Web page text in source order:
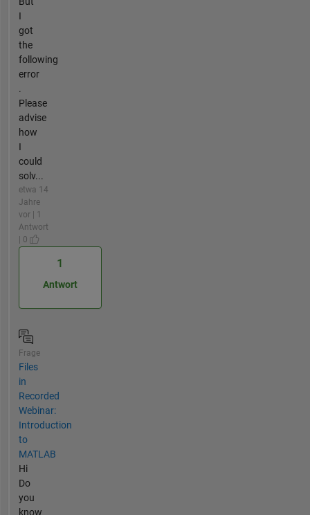
I
got
the
following
error
.
Please
advise
how
I
could
solv...
etwa 14
Jahre
vor | 1
Antwort
| 0
1
Antwort
Frage
Files
in
Recorded
Webinar:
Introduction
to
MATLAB
Hi
Do
you
know